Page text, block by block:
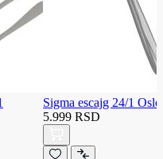
Sigma escajg 24/1 Oslo
5.999 RSD